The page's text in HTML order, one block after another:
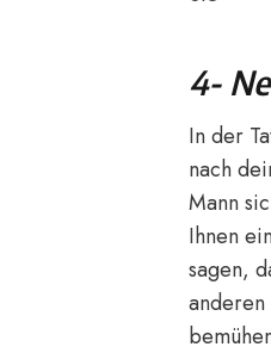
4-
In der
nach
Mann
Ihnen
sagen,